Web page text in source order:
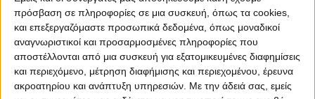
πρόσβαση σε πληροφορίες σε μια συσκευή, όπως τα cookies,
και επεξεργαζόμαστε προσωπικά δεδομένα, όπως μοναδικοί
αναγνωριστικοί και προσαρμοσμένες πληροφορίες που
αποστέλλονται από μια συσκευή για εξατομικευμένες διαφημίσεις
και περιεχόμενο, μέτρηση διαφήμισης και περιεχομένου, έρευνα
ακροατηρίου και ανάπτυξη υπηρεσιών. Με την άδειά σας, εμείς
About Offradio Business Class Terms & Conditions
Privacy Policy
Designed & developed byporcupine colors&Fotis Alexandrou